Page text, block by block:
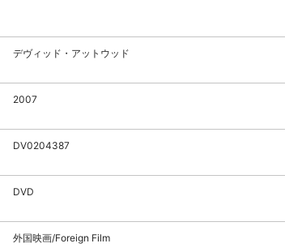
デヴィッド・アットウッド
2007
DV0204387
DVD
外国映画/Foreign Film